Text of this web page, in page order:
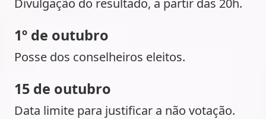
1º de outubro
Posse dos conselheiros eleitos.
15 de outubro
Data limite para justificar a não votação.